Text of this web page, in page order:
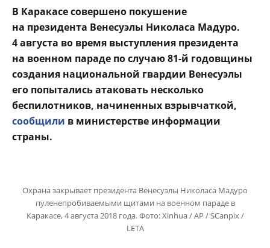
В Каракасе совершено покушение
на президента Венесуэлы Николаса Мадуро.
4 августа во время выступления президента
на военном параде по случаю 81-й годовщины
создания национальной гвардии Венесуэлы
его попытались атаковать несколько
беспилотников, начиненных взрывчаткой,
сообщили в министерстве информации
страны.
Охрана закрывает президента Венесуэлы Николаса Мадуро
пуленепробиваемыми щитами на военном параде в
Каракасе, 4 августа 2018 года. Фото: Xinhua / AP / SCanpix /
LETA